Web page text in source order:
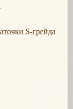
S-грейда